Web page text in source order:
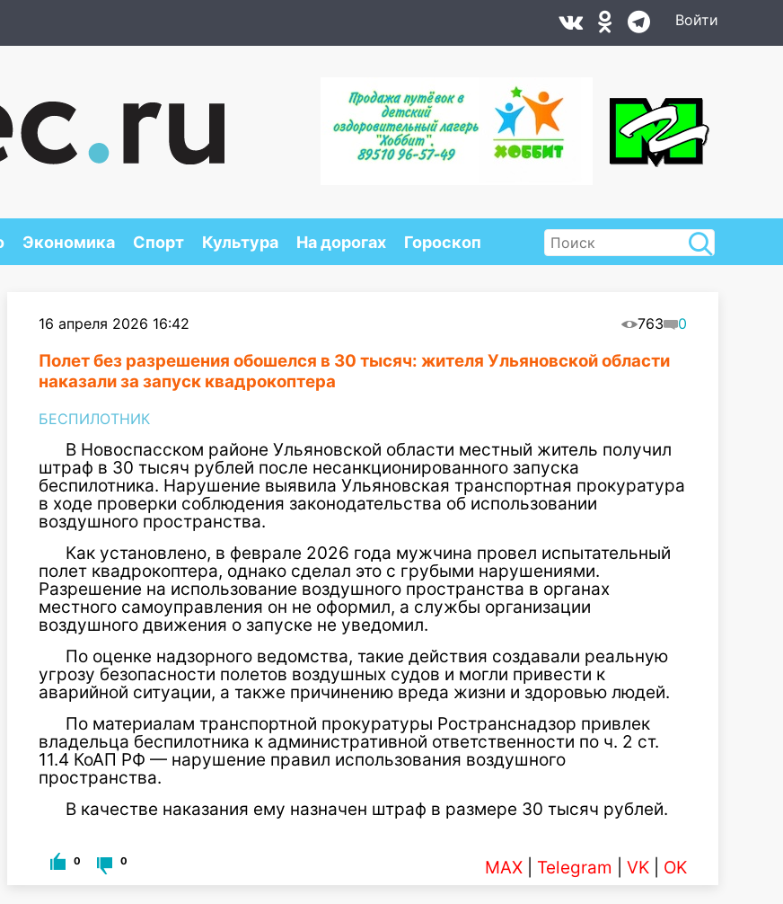
Войти
Экономика Спорт Культура На дорогах Гороскоп
16 апреля 2026 16:42 763 0
Полет без разрешения обошелся в 30 тысяч: жителя Ульяновской области
наказали за запуск квадрокоптера
БЕСПИЛОТНИК
В Новоспасском районе Ульяновской области местный житель получил
штраф в 30 тысяч рублей после несанкционированного запуска
беспилотника. Нарушение выявила Ульяновская транспортная прокуратура
в ходе проверки соблюдения законодательства об использовании
воздушного пространства.
Как установлено, в феврале 2026 года мужчина провел испытательный
полет квадрокоптера, однако сделал это с грубыми нарушениями.
Разрешение на использование воздушного пространства в органах
местного самоуправления он не оформил, а службы организации
воздушного движения о запуске не уведомил.
По оценке надзорного ведомства, такие действия создавали реальную
угрозу безопасности полетов воздушных судов и могли привести к
аварийной ситуации, а также причинению вреда жизни и здоровью людей.
По материалам транспортной прокуратуры Ространснадзор привлек
владельца беспилотника к административной ответственности по ч. 2 ст.
11.4 КоАП РФ — нарушение правил использования воздушного
пространства.
В качестве наказания ему назначен штраф в размере 30 тысяч рублей.
0 0 MAX Telegram VK OK